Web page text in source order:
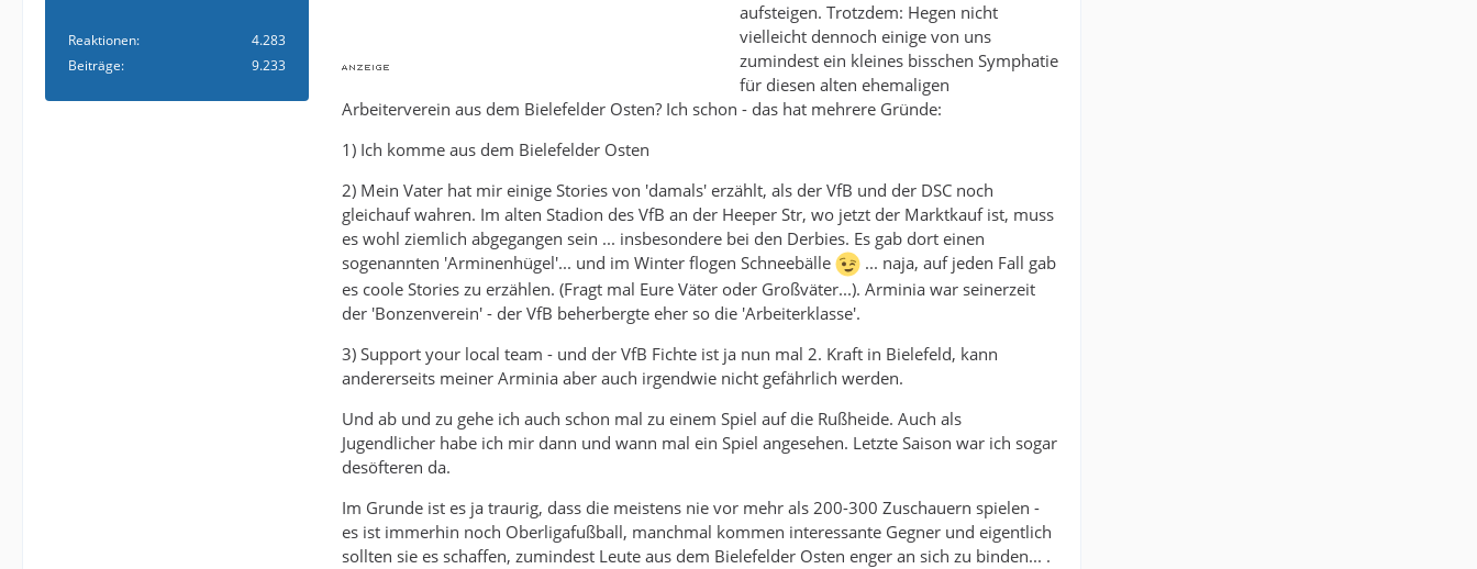
Reaktionen
4.283
Beiträge
9.233
aufsteigen. Trotzdem: Hegen nicht
vielleicht dennoch einige von uns
zumindest ein kleines bisschen Symphatie
für diesen alten ehemaligen
Arbeiterverein aus dem Bielefelder Osten? Ich schon - das hat mehrere Gründe:
1) Ich komme aus dem Bielefelder Osten
2) Mein Vater hat mir einige Stories von 'damals' erzählt, als der VfB und der DSC noch
gleichauf wahren. Im alten Stadion des VfB an der Heeper Str, wo jetzt der Marktkauf ist, muss
es wohl ziemlich abgegangen sein ... insbesondere bei den Derbies. Es gab dort einen
sogenannten 'Arminenhügel'... und im Winter flogen Schneebälle
... naja, auf jeden Fall gab
es coole Stories zu erzählen. (Fragt mal Eure Väter oder Großväter...). Arminia war seinerzeit
der 'Bonzenverein' - der VfB beherbergte eher so die 'Arbeiterklasse'.
3) Support your local team - und der VfB Fichte ist ja nun mal 2. Kraft in Bielefeld, kann
andererseits meiner Arminia aber auch irgendwie nicht gefährlich werden.
Und ab und zu gehe ich auch schon mal zu einem Spiel auf die Rußheide. Auch als
Jugendlicher habe ich mir dann und wann mal ein Spiel angesehen. Letzte Saison war ich sogar
desöfteren da.
Im Grunde ist es ja traurig, dass die meistens nie vor mehr als 200-300 Zuschauern spielen -
es ist immerhin noch Oberligafußball, manchmal kommen interessante Gegner und eigentlich
sollten sie es schaffen, zumindest Leute aus dem Bielefelder Osten enger an sich zu binden... .